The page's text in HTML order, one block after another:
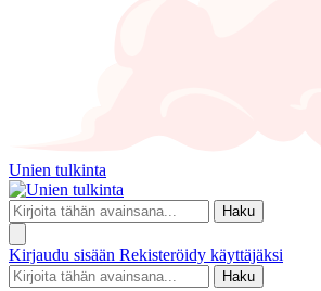
Unien tulkinta
Haku
Kirjaudu sisään Rekisteröidy käyttäjäksi
Haku